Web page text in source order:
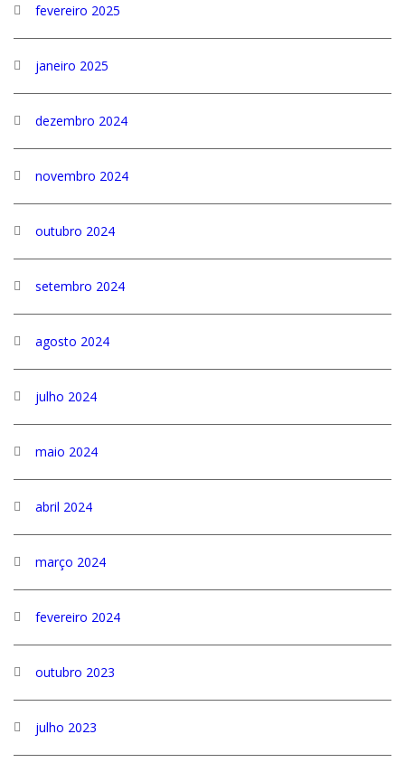
fevereiro 2025
janeiro 2025
dezembro 2024
novembro 2024
outubro 2024
setembro 2024
agosto 2024
julho 2024
maio 2024
abril 2024
março 2024
fevereiro 2024
outubro 2023
julho 2023